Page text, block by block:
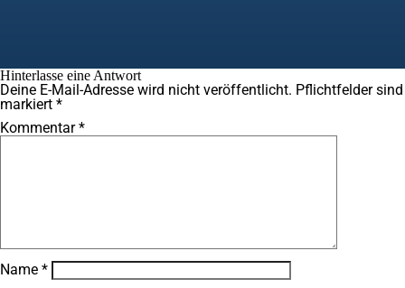
Hinterlasse eine Antwort
Deine E-Mail-Adresse wird nicht veröffentlicht. Pflichtfelder sind
markiert *
Kommentar*
Name *